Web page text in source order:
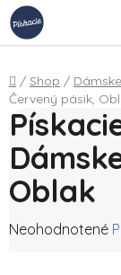
Prejsť na obsah
Domov
/ Shop / Dámske
Červený pásik,
Oblak
Priemerné
Neohodnotené